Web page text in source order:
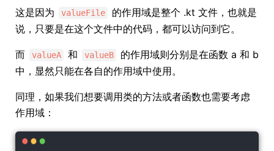
这是因为 valueFile
的作用域是整个 .kt 文件，也就是
说，只要是在这个文件中的代码，都可以访问到它。
而 valueA 和 valueB
的作用域则分别是在函数 a 和 b
中，显然只能在各自的作用域中使用。
同理，如果我们想要调用类的方法或者函数也需要考虑
作用域：